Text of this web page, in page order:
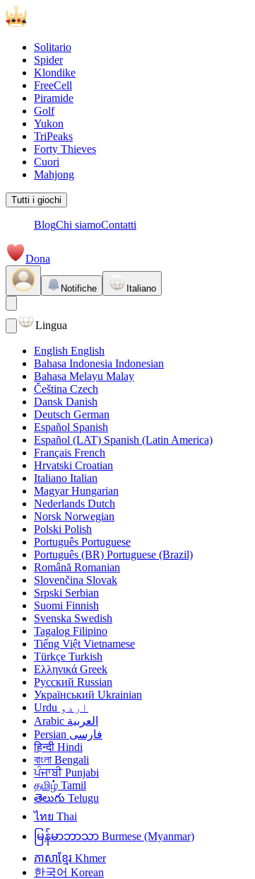
Solitario
Spider
Klondike
FreeCell
Piramide
Golf
Yukon
TriPeaks
Forty Thieves
Cuori
Mahjong
Tutti i giochi
BlogChi siamoContatti
Dona
Notifiche Italiano
Lingua
English English
Bahasa Indonesia Indonesian
Bahasa Melayu Malay
Čeština Czech
Dansk Danish
Deutsch German
Español Spanish
Español (LAT) Spanish (Latin America)
Français French
Hrvatski Croatian
Italiano Italian
Magyar Hungarian
Nederlands Dutch
Norsk Norwegian
Polski Polish
Português Portuguese
Português (BR) Portuguese (Brazil)
Română Romanian
Slovenčina Slovak
Srpski Serbian
Suomi Finnish
Svenska Swedish
Tagalog Filipino
Tiếng Việt Vietnamese
Türkçe Turkish
Ελληνικά Greek
Русский Russian
Український Ukrainian
اردو Urdu
العربية Arabic
فارسی Persian
हिन्दी Hindi
বাংলা Bengali
ਪੰਜਾਬੀ Punjabi
தமிழ் Tamil
తెలుగు Telugu
ไทย Thai
မြန်မာဘာသာ Burmese (Myanmar)
ភាសាខ្មែរ Khmer
한국어 Korean